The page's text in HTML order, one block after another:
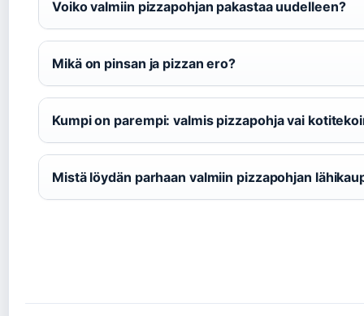
Voiko valmiin pizzapohjan pakastaa uudelleen?
Mikä on pinsan ja pizzan ero?
Kumpi on parempi: valmis pizzapohja vai
Mistä löydän parhaan valmiin pizzapohjan